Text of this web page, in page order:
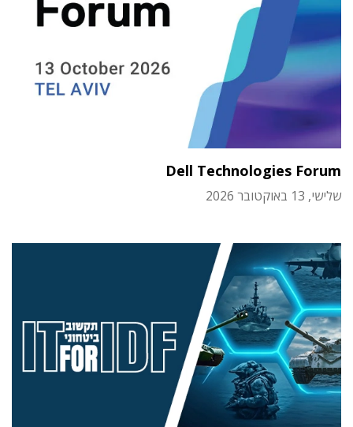
Dell Technologies Forum
שלישי, 13 באוקטובר 2026